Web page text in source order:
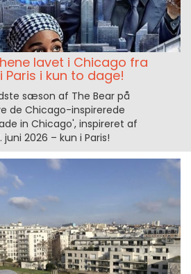
lavet i Chicago fra
Paris i kun to dage!
sæson af The Bear på
de Chicago-inspirerede
in Chicago', inspireret af
2026 – kun i Paris!